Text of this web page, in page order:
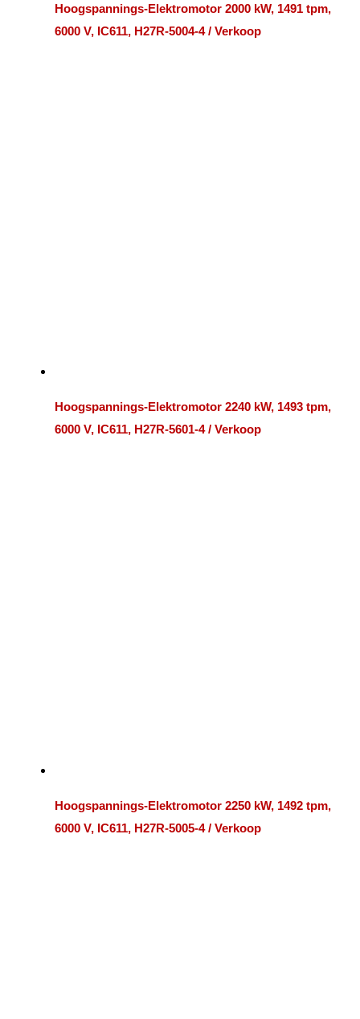
Hoogspannings-Elektromotor 2000 kW, 1491 tpm,
6000 V, IC611, H27R-5004-4 / Verkoop
Hoogspannings-Elektromotor 2240 kW, 1493 tpm,
6000 V, IC611, H27R-5601-4 / Verkoop
Hoogspannings-Elektromotor 2250 kW, 1492 tpm,
6000 V, IC611, H27R-5005-4 / Verkoop